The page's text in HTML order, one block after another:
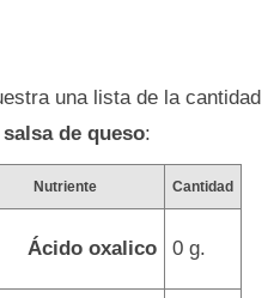
una lista de la cantidad
de queso:
Nutriente Cantidad
Ácido oxalico 0 g.